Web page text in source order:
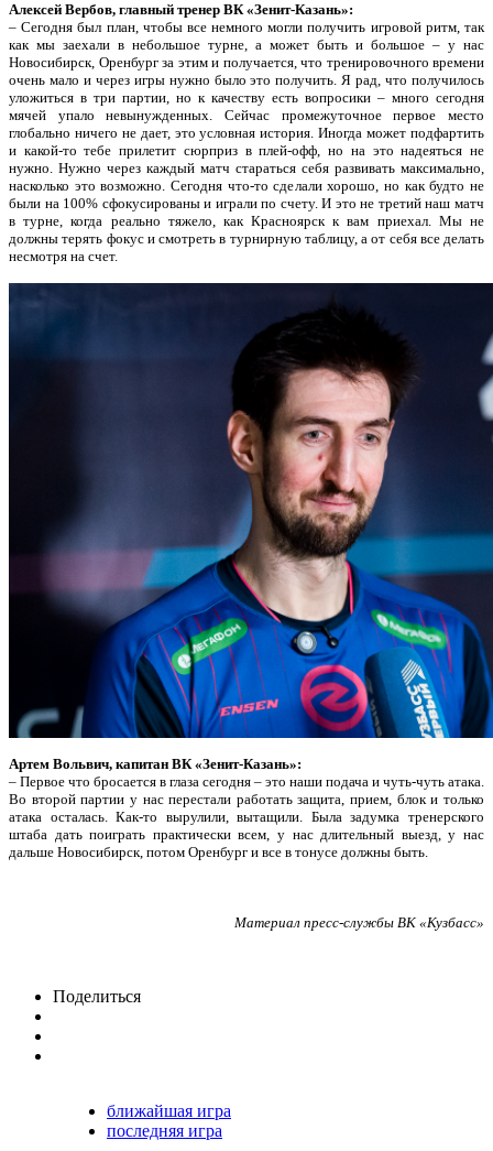
Алексей Вербов, главный тренер ВК «Зенит-Казань»:
– Сегодня был план, чтобы все немного могли получить игровой ритм, так
как мы заехали в небольшое турне, а может быть и большое – у нас
Новосибирск, Оренбург за этим и получается, что тренировочного времени
очень мало и через игры нужно было это получить. Я рад, что получилось
уложиться в три партии, но к качеству есть вопросики – много сегодня
мячей упало невынужденных. Сейчас промежуточное первое место
глобально ничего не дает, это условная история. Иногда может подфартить
и какой-то тебе прилетит сюрприз в плей-офф, но на это надеяться не
нужно. Нужно через каждый матч стараться себя развивать максимально,
насколько это возможно. Сегодня что-то сделали хорошо, но как будто не
были на 100% сфокусированы и играли по счету. И это не третий наш матч
в турне, когда реально тяжело, как Красноярск к вам приехал. Мы не
должны терять фокус и смотреть в турнирную таблицу, а от себя все делать
несмотря на счет.
Артем Вольвич, капитан ВК «Зенит-Казань»:
– Первое что бросается в глаза сегодня – это наши подача и чуть-чуть атака.
Во второй партии у нас перестали работать защита, прием, блок и только
атака осталась. Как-то вырулили, вытащили. Была задумка тренерского
штаба дать поиграть практически всем, у нас длительный выезд, у нас
дальше Новосибирск, потом Оренбург и все в тонусе должны быть.
Материал пресс-службы ВК «Кузбасс»
Поделиться
ближайшая игра
последняя игра